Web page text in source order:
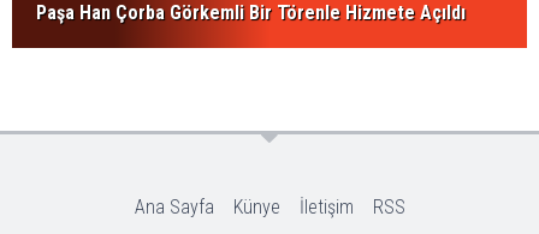
Paşa Han Çorba Görkemli Bir Törenle Hizmete Açıldı
Ana Sayfa Künye İletişim RSS